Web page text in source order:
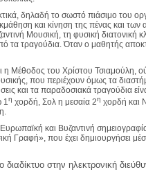
δηλαδή το σωστό πιάσιμο του
και κίνηση της πένας και των
Μουσική, τη φυσική διατονική
τα τραγούδια. Όταν ο μαθητής
η Μέθοδος του Χρίστου Τσιαμούλη,
που περιέχουν όμως τα
και τα παραδοσιακά τραγούδια
1η χορδή, Σολ η μεσαία 2η χορδή και
και Βυζαντινή
Γραφή», που έχει δημιουργήσει
στην ηλεκτρονική